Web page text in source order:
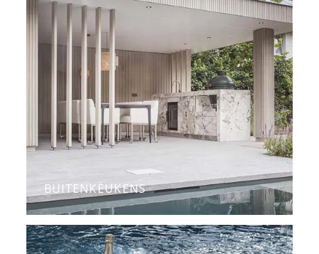
BUITENKEUKENS